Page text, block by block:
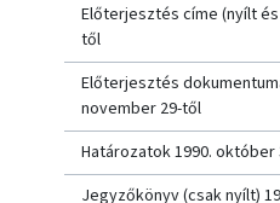
Előterjesztés címe (nyílt
től
Előterjesztés
november 29-től
Határozatok 1990. október
Jegyzőkönyv (csak nyílt)